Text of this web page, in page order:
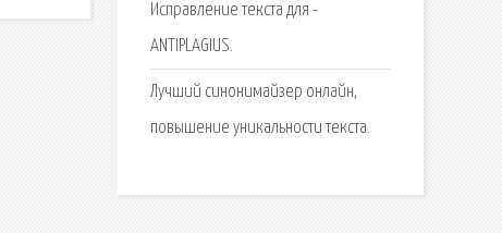
Исправление текста для -
ANTIPLAGIUS.
Лучший синонимайзер онлайн,
повышение уникальности текста.